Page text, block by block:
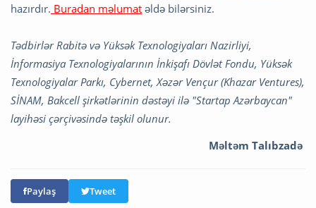
hazırdır. Buradan məlumat əldə bilərsiniz.
Tədbirlər Rabitə və Yüksək Texnologiyaları Nazirliyi,
İnformasiya Texnologiyalarının İnkişafı Dövlət Fondu, Yüksək
Texnologiyalar Parkı, Cybernet, Xəzər Vençur (Khazar Ventures),
SİNAM, Bakcell şirkətlərinin dəstəyi ilə "Startap Azərbaycan"
layihəsi çərçivəsində təşkil olunur.
Məltəm Talıbzadə
Paylaş Tweet